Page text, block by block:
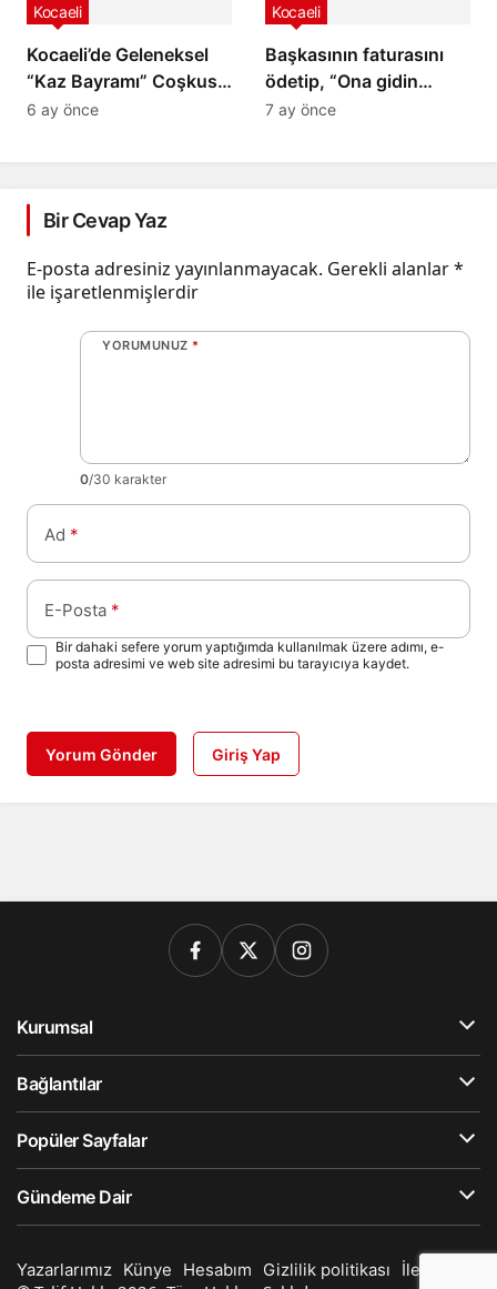
Kocaeli’de Geleneksel
“Kaz Bayramı” Coşkusu
Yaşandı
Kocaeli
6 ay önce
Başkasının faturasını
ödetip, “Ona gidin
ödettirin” dediler.
Kocaeli
7 ay önce
Bir Cevap Yaz
E-posta adresiniz yayınlanmayacak. Gerekli alanlar*
ile işaretlenmişlerdir
YORUMUNUZ *
0/30 karakter
Ad *
E-Posta *
Bir dahaki sefere yorum yaptığımda kullanılmak üzere adımı, e-
posta adresimi ve web site adresimi bu tarayıcıya kaydet.
Yorum Gönder Giriş Yap
Kurumsal
Bağlantılar
Popüler Sayfalar
Gündeme Dair
Yazarlarımız Künye Hesabım Gizlilik politikası İletişim